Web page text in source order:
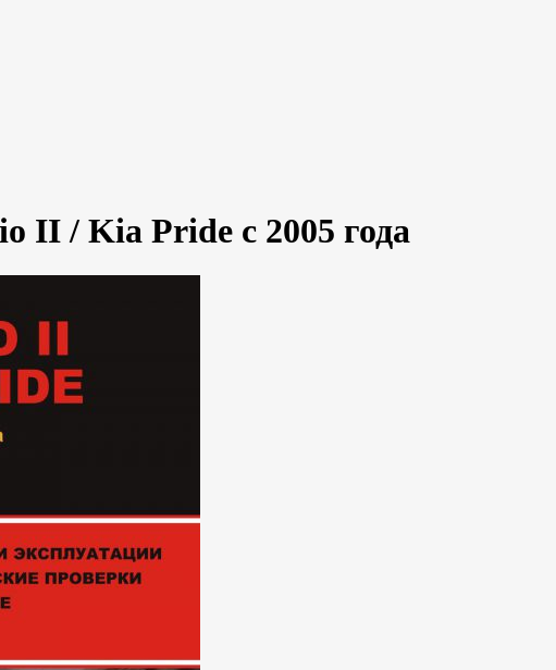
II / Kia Pride c 2005 года